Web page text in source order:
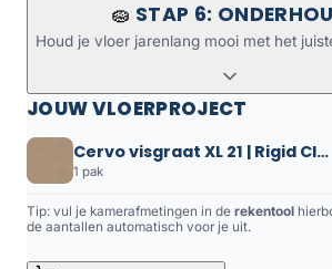
🧽 STAP 6:
Houd je vloer jarenlang mooi met het
JOUW VLOERPROJECT
Cervo visgraat XL 21 | Rigid Click
1 pak
Tip: vul je kamerafmetingen in de rekentool
de aantallen automatisch voor je uit.